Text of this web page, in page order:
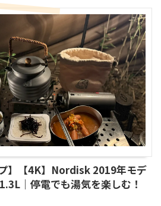
】【4K】Nordisk 2019年モデ
｜停電でも湯気を楽しむ！